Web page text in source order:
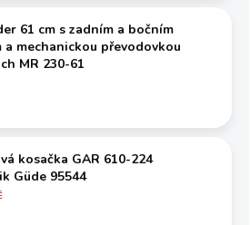
61 cm s zadním a bočním
a mechanickou převodovkou
MR 230-61
na výmenu oleja
kosačka GAR 610-224
Güde 95544